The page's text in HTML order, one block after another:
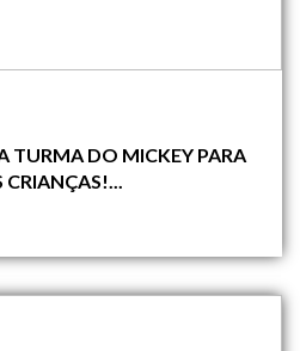
TURMA DO MICKEY PARA
CRIANÇAS!...